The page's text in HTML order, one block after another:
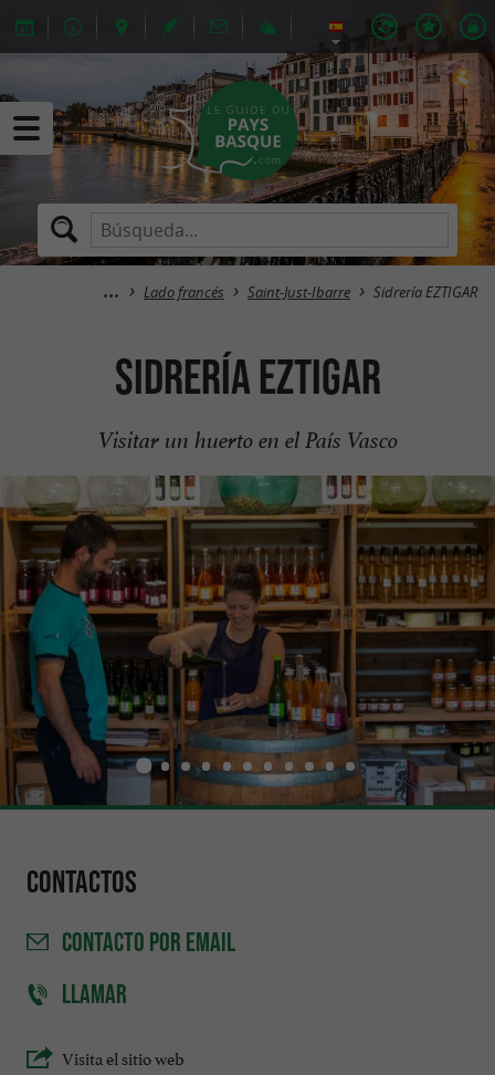
Lado francés Saint-Just-Ibarre Sidrería EZTIGAR
Sidrería EZTIGAR
Visitar un huerto en el País Vasco
Contactos
CONTACTO POR EMAIL
LLAMAR
Visita el sitio web